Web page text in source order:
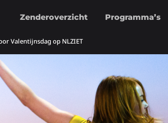
Zenderoverzicht Programma’s
Valentijnsdag op NLZIET